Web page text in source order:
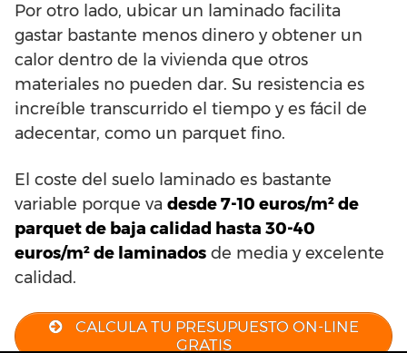
Por otro lado, ubicar un laminado facilita
gastar bastante menos dinero y obtener un
calor dentro de la vivienda que otros
materiales no pueden dar. Su resistencia es
increíble transcurrido el tiempo y es fácil de
adecentar, como un parquet fino.
El coste del suelo laminado es bastante
variable porque va desde 7-10 euros/m² de
parquet de baja calidad hasta 30-40
euros/m² de laminados de media y excelente
calidad.
CALCULA TU PRESUPUESTO ON-LINE
GRATIS